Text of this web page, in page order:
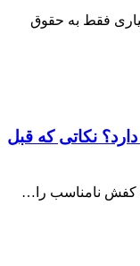
فقط به حقوق
نکاتی که قبل
کفش نامناسب را…